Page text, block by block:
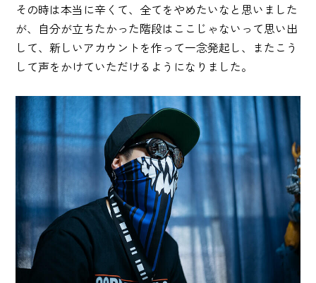
その時は本当に辛くて、全てをやめたいなと思いました
が、自分が立ちたかった階段はここじゃないって思い出
して、新しいアカウントを作って一念発起し、またこう
して声をかけていただけるようになりました。